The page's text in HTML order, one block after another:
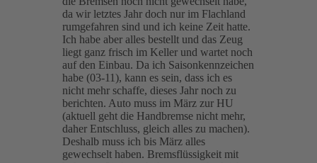
da wir letztes Jahr doch nur im Flachland
rumgefahren sind und ich keine Zeit hatte.
Ich habe aber alles bestellt und das Zeug
liegt ganz frisch im Keller und wartet noch
auf den Einbau. Da ich Saisonkennzeichen
habe (03-11), kann es sein, dass ich es
nicht mehr schaffe, dieses Jahr noch zu
berichten. Auto muss im März zur HU
(aktuell geht die Handbremse nicht mehr,
daher Entschluss, gleich alles zu machen).
Deshalb muss ich bis März alles
gewechselt haben. Bremsflüssigkeit mit